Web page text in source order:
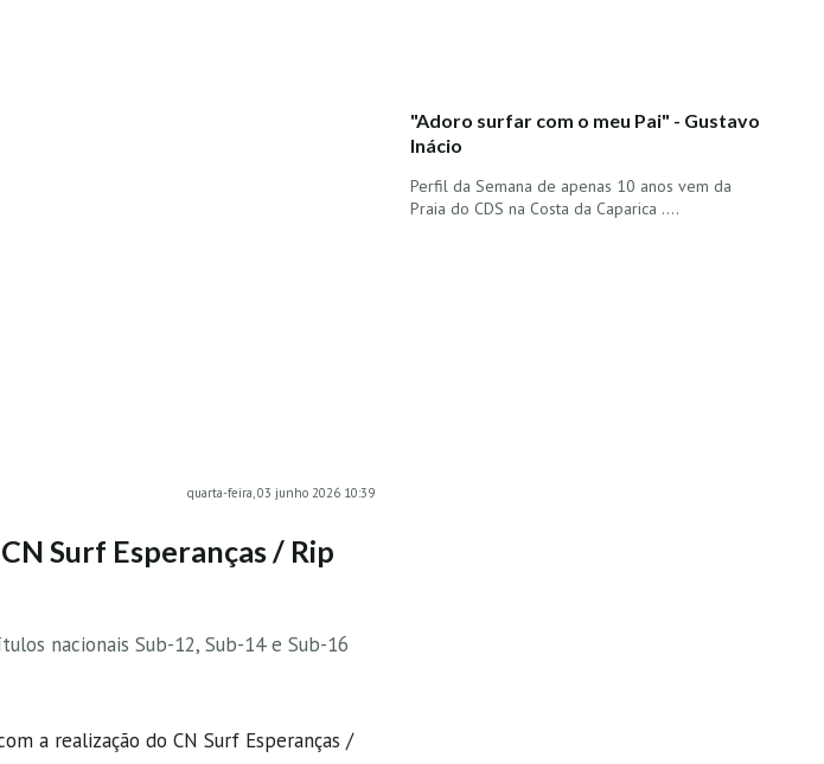
quarta-feira, 03 junho 2026 10:39
Surf Esperanças / Rip
nacionais Sub-12, Sub-14 e Sub-16
a realização do CN Surf Esperanças /
"Adoro surfar com o meu Pai" - Gustavo
Inácio
Perfil da Semana de apenas 10 anos vem da
Praia do CDS na Costa da Caparica ....